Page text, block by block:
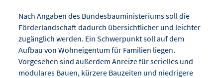
Nach Angaben des Bundesbauministeriums soll die
Förderlandschaft dadurch übersichtlicher und leichter
zugänglich werden. Ein Schwerpunkt soll auf dem
Aufbau von Wohneigentum für Familien liegen.
Vorgesehen sind außerdem Anreize für serielles und
modulares Bauen, kürzere Bauzeiten und niedrigere